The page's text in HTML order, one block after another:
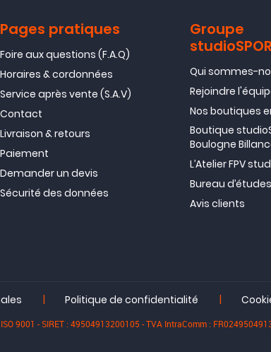
Pages pratiques
Foire aux questions (F.A.Q)
Horaires & cordonnées
Service après vente (S.A.V)
Contact
Livraison & retours
Paiement
Demander un devis
Sécurité des données
Groupe
Qui sommes-
Rejoindre
Nos boutiques
Boutique
Boulogne
L’Atelier FPV
Bureau
Avis clients
| Politique de confidentialité |
9001 - SIRET : 49504913200105 - TVA IntraComm :